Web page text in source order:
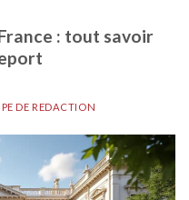
: tout savoir
DE REDACTION